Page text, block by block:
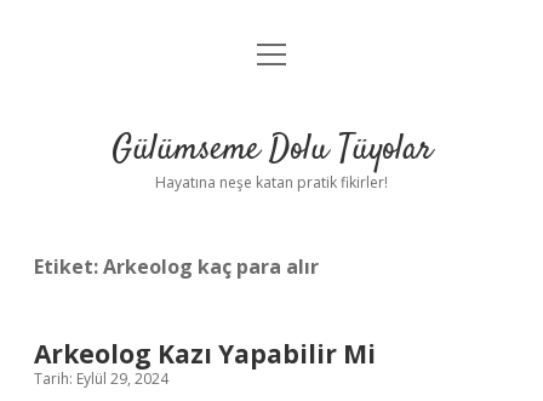
Anasayfa
Yasal Uyarı
menüyü
Gülümseme Dolu Tüyolar
Hayatına neşe katan pratik fikirler!
Etiket:Arkeolog kaç para alır
Arkeolog Kazı Yapabilir Mi
Tarih: Eylül 29, 2024